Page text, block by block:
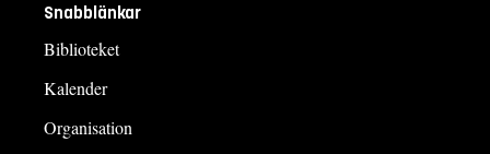
Snabblänkar
Biblioteket
Kalender
Organisation